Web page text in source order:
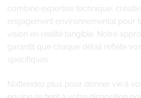
combine expertise technique,
engagement environnemental pour
vision en réalité tangible. Notre
garantit que chaque détail reflète
spécifiques.
N’attendez plus pour donner vie à